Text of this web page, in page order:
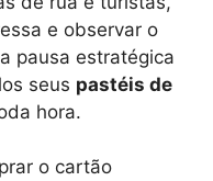
e observar o
pausa estratégica
seus pastéis de
hora.
o cartão